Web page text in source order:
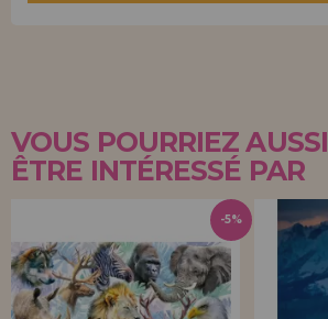
VOUS POURRIEZ AUSSI
ÊTRE INTÉRESSÉ PAR
-5%